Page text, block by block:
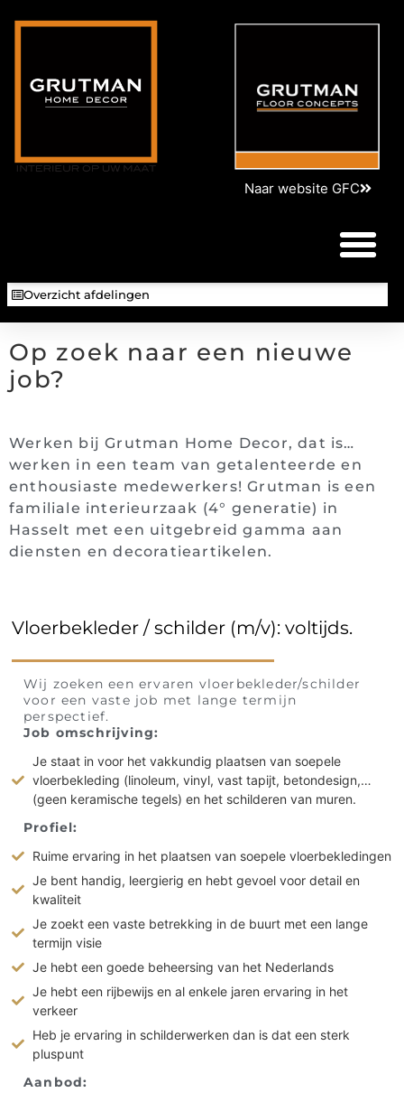
Naar website GFC
Overzicht afdelingen
Op zoek naar een nieuwe
job?
Werken bij Grutman Home Decor, dat is…
werken in een team van getalenteerde en
enthousiaste medewerkers! Grutman is een
familiale interieurzaak (4° generatie) in
Hasselt met een uitgebreid gamma aan
diensten en decoratieartikelen.
Vloerbekleder / schilder (m/v): voltijds.
Wij zoeken een ervaren vloerbekleder/schilder
voor een vaste job met lange termijn
perspectief.
Job omschrijving:
Je staat in voor het vakkundig plaatsen van soepele
vloerbekleding (linoleum, vinyl, vast tapijt, betondesign,…
(geen keramische tegels) en het schilderen van muren.
Profiel:
Ruime ervaring in het plaatsen van soepele vloerbekledingen
Je bent handig, leergierig en hebt gevoel voor detail en
kwaliteit
Je zoekt een vaste betrekking in de buurt met een lange
termijn visie
Je hebt een goede beheersing van het Nederlands
Je hebt een rijbewijs en al enkele jaren ervaring in het
verkeer
Heb je ervaring in schilderwerken dan is dat een sterk
pluspunt
Aanbod: